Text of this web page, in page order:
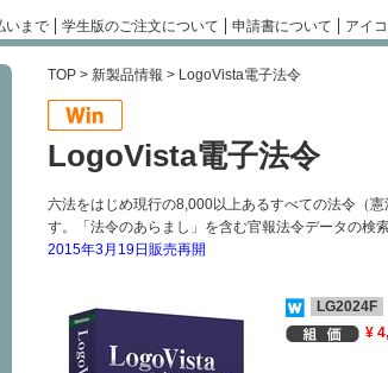
いまで 学生版のご注文について 申請書について アイ
TOP > 新製品情報 > LogoVista電子法令
LogoVista電子法令
六法をはじめ現行の8,000以上あるすべての法令（
す。「法令のあらまし」を含む官報法令データの検
2015年3月19日販売再開
LG2024F
¥